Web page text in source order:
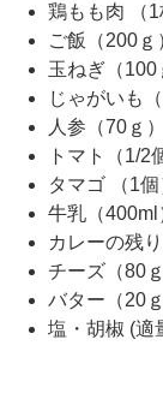
鶏もも肉 （1
ご飯（200ｇ
玉ねぎ（100
じゃがいも（
人参（70ｇ）
トマト（1/2
タマゴ （1個
牛乳（400ml
カレーの残
チーズ（80ｇ
バター（20
塩・胡椒 (適